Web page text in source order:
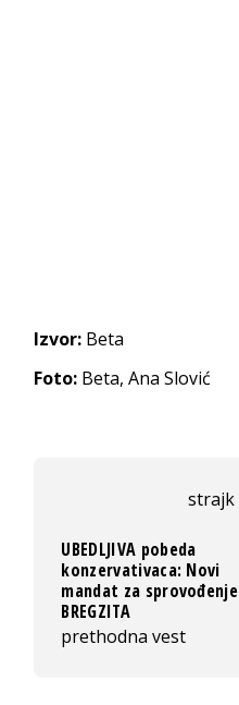
Izvor: Beta
Foto: Beta, Ana Slović
strajk
UBEDLJIVA pobeda
konzervativaca: Novi
mandat za sprovođenje
BREGZITA
prethodna vest